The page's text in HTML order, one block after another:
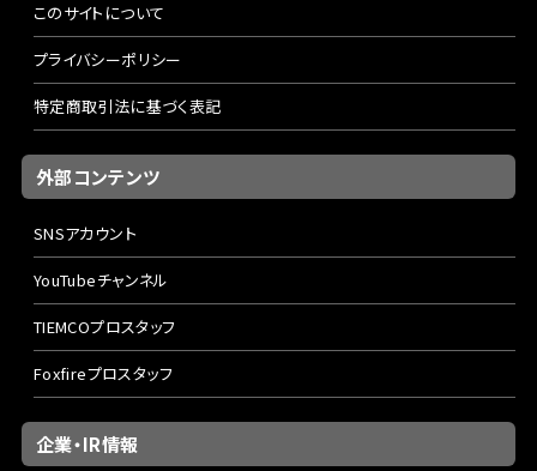
このサイトについて
プライバシーポリシー
特定商取引法に基づく表記
外部コンテンツ
SNSアカウント
YouTubeチャンネル
TIEMCOプロスタッフ
Foxfireプロスタッフ
企業・IR情報